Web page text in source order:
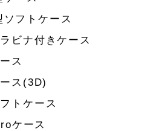
フトケース
ビナ付きケース
ス
ス(3D)
トケース
ケース